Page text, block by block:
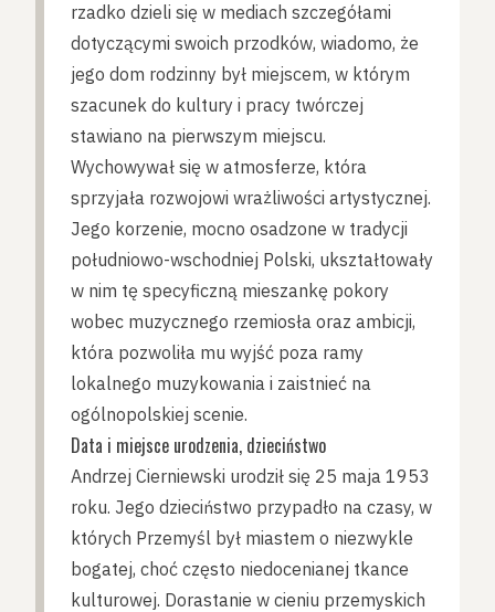
rzadko dzieli się w mediach szczegółami
dotyczącymi swoich przodków, wiadomo, że
jego dom rodzinny był miejscem, w którym
szacunek do kultury i pracy twórczej
stawiano na pierwszym miejscu.
Wychowywał się w atmosferze, która
sprzyjała rozwojowi wrażliwości artystycznej.
Jego korzenie, mocno osadzone w tradycji
południowo-wschodniej Polski, ukształtowały
w nim tę specyficzną mieszankę pokory
wobec muzycznego rzemiosła oraz ambicji,
która pozwoliła mu wyjść poza ramy
lokalnego muzykowania i zaistnieć na
ogólnopolskiej scenie.
Data i miejsce urodzenia, dzieciństwo
Andrzej Cierniewski urodził się 25 maja 1953
roku. Jego dzieciństwo przypadło na czasy, w
których Przemyśl był miastem o niezwykle
bogatej, choć często niedocenianej tkance
kulturowej. Dorastanie w cieniu przemyskich